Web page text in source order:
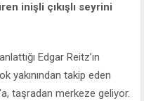
inişli çıkışlı seyrini
Edgar Reitz’ın
yakınından takip eden
taşradan merkeze geliyor.